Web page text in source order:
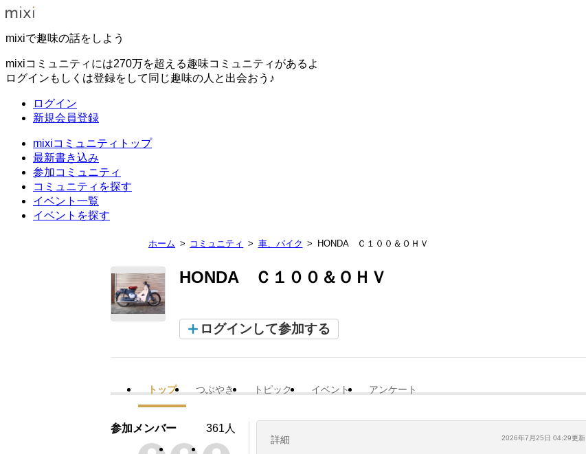
mixiで趣味の話をしよう
mixiコミュニティには270万を超える趣味コミュニティがあるよ
ログインもしくは登録をして同じ趣味の人と出会おう♪
ログイン
新規会員登録
mixiコミュニティトップ
最新書き込み
参加コミュニティ
コミュニティを探す
イベント一覧
イベントを探す
ホーム コミュニティ 車、バイク HONDA Ｃ１００＆ＯＨＶ
HONDA Ｃ１００＆ＯＨＶ
ログインして参加する
トップ つぶやき トピック イベント アンケート
詳細 2026年7月25日 04:29更新
参加メンバー 361人